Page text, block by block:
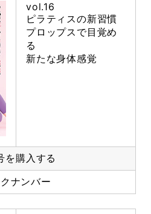
vol.16
ピラティスの新習慣
プロップスで目覚め
る
新たな身体感覚
を購入する
ナンバー